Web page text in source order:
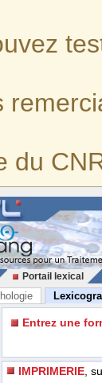
du
Portail lexical
Entrez une
IMPRIMERIE ,